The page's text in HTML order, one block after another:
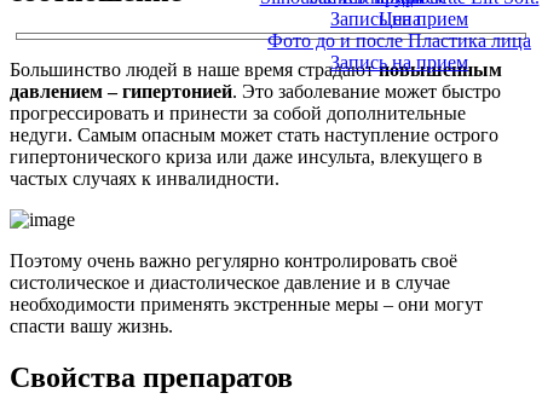
Цена
Фото до и после Пластика лица
Запись на прием
Запись на прием
Большинство людей в наше время страдаютповышенным
давлением – гипертонией. Это заболевание может быстро
прогрессировать и принести за собой дополнительные
недуги. Самым опасным может стать наступление острого
гипертонического криза или даже инсульта, влекущего в
частых случаях к инвалидности.
Поэтому очень важно регулярно контролировать своё
систолическое и диастолическое давление и в случае
необходимости применять экстренные меры – они могут
спасти вашу жизнь.
Свойства препаратов